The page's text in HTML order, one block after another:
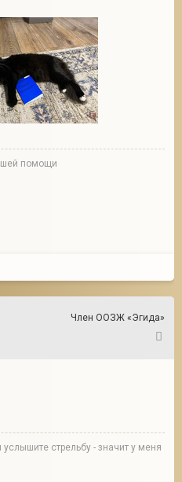
помощи
Член ООЗЖ «Эгида»
стрельбу - значит у меня